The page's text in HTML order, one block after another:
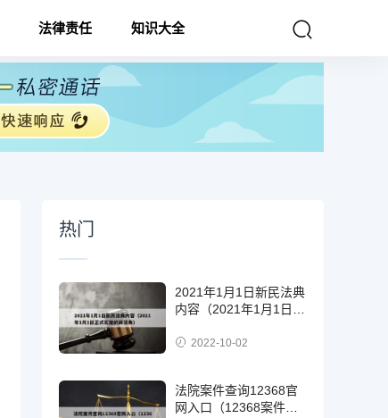
法律责任 知识大全
热门
2021年1月1日新民法典
内容（2021年1月1日正
2022-10-02
法院案件查询12368官
网入口（12368案件查